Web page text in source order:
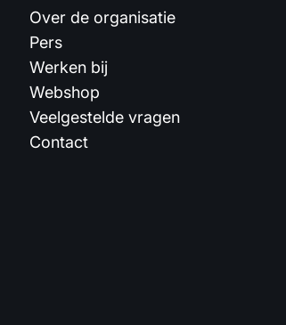
Over de organisatie
Pers
Werken bij
Webshop
Veelgestelde vragen
Contact